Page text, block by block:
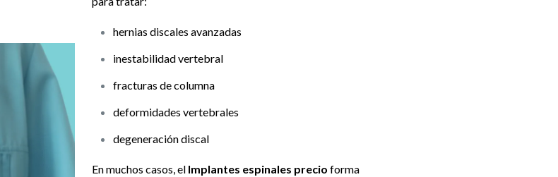
hernias discales avanzadas
inestabilidad vertebral
fracturas de columna
deformidades vertebrales
degeneración discal
En muchos casos, el Implantes espinales precio forma